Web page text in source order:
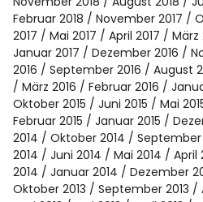
Februar 2018
November 2017
2017
Mai 2017 April 2017 März
Januar 2017
Dezember 2016
2016
September 2016 August
März 2016
Februar 2016
Oktober 2015
Juni 2015 Mai
Februar 2015
Januar 2015
2014
Oktober 2014 September
2014
Juni 2014 Mai 2014 April
2014
Januar 2014 Dezember
Oktober 2013
September 2013